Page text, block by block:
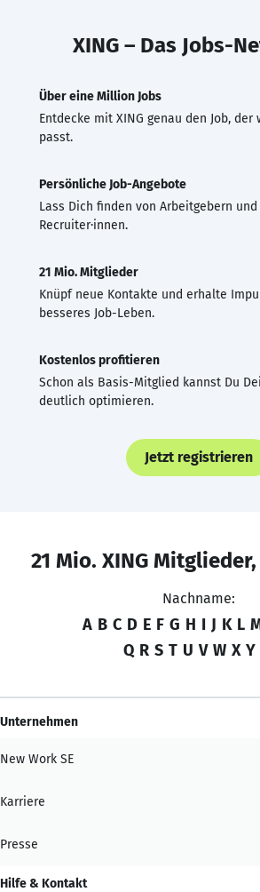
XING – Das Jobs-
Über eine Million Jobs
Entdecke mit XING genau den Job, der
passt.
Persönliche Job-Angebote
Lass Dich finden von Arbeitgebern und
Recruiter·innen.
21 Mio. Mitglieder
Knüpf neue Kontakte und erhalte
besseres Job-Leben.
Kostenlos profitieren
Schon als Basis-Mitglied kannst Du
deutlich optimieren.
Jetzt registrieren
21 Mio. XING
Nachname:
A B C D E F G H I J K L
Q R S T U V W X Y
Unternehmen
New Work SE
Karriere
Presse
Hilfe & Kontakt